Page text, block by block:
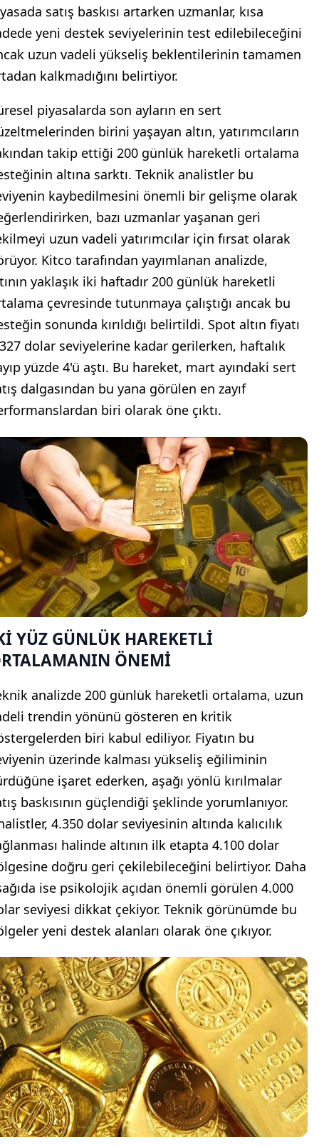
satış baskısı artarken uzmanlar, kısa
yeni destek seviyelerinin test edilebileceğini
uzun vadeli yükseliş beklentilerinin tamamen
kalkmadığını belirtiyor.
piyasalarda son ayların en sert
birini yaşayan altın, yatırımcıların
takip ettiği 200 günlük hareketli ortalama
altına sarktı. Teknik analistler bu
kaybedilmesini önemli bir gelişme olarak
bazı uzmanlar yaşanan geri
uzun vadeli yatırımcılar için fırsat olarak
Kitco tarafından yayımlanan analizde,
yaklaşık iki haftadır 200 günlük hareketli
çevresinde tutunmaya çalıştığı ancak bu
sonunda kırıldığı belirtildi. Spot altın fiyatı
dolar seviyelerine kadar gerilerken, haftalık
yüzde 4'ü aştı. Bu hareket, mart ayındaki sert
dalgasından bu yana görülen en zayıf
biri olarak öne çıktı.
YÜZ GÜNLÜK HAREKETLİ
ÖNEMİ
analizde 200 günlük hareketli ortalama, uzun
trendin yönünü gösteren en kritik
biri kabul ediliyor. Fiyatın bu
üzerinde kalması yükseliş eğiliminin
işaret ederken, aşağı yönlü kırılmalar
baskısının güçlendiği şeklinde yorumlanıyor.
4.350 dolar seviyesinin altında kalıcılık
halinde altının ilk etapta 4.100 dolar
doğru geri çekilebileceğini belirtiyor. Daha
ise psikolojik açıdan önemli görülen 4.000
seviyesi dikkat çekiyor. Teknik görünümde bu
yeni destek alanları olarak öne çıkıyor.